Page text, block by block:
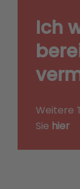
Ich
Weitere
Sie hier